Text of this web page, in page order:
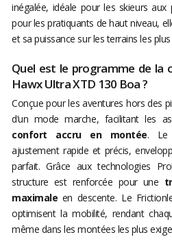
inégalée, idéale pour les skieurs aux
pour les pratiquants de haut niveau,
et sa puissance sur les terrains les
Quel est le programme de la
Hawx Ultra XTD 130 Boa ?
Conçue pour les aventures hors des
d’un mode marche, facilitant les
confort accru en montée. Le
ajustement rapide et précis,
parfait. Grâce aux technologies
structure est renforcée pour une
maximale en descente. Le
optimisent la mobilité, rendant
même dans les montées les plus